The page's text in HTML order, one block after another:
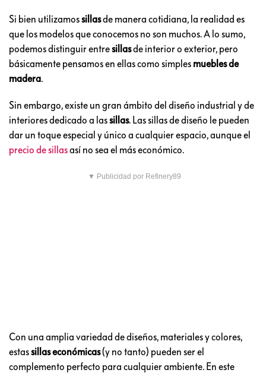
Si bien utilizamossillasde manera cotidiana, la realidad es
que los modelos que conocemos no son muchos. A lo sumo,
podemos distinguir entresillasde interior o exterior, pero
básicamente pensamos en ellas como simples muebles de
madera.
Sin embargo, existe un gran ámbito del diseño industrial y de
interiores dedicado a lassillas. Las sillas de diseño le pueden
dar un toque especial y único a cualquier espacio, aunque el
precio de sillasasí no sea el más económico.
▼ Publicidad por Refinery89
Con una amplia variedad de diseños, materiales y colores,
estassillas económicas(y no tanto) pueden ser el
complemento perfecto para cualquier ambiente. En este